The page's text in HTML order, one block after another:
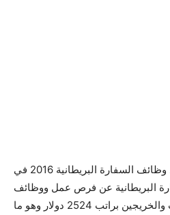
ننشر لكم تفاصيل وشروط وظائف السفارة البريطانية 2016 في
البريطانية عن فرص عمل ووظائف
للمصريين مناسبة للشباب والخريجين براتب 2524 دولار وهو ما